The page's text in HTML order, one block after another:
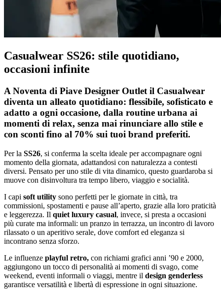
Casualwear SS26: stile quotidiano,
occasioni infinite
A Noventa di Piave Designer Outlet il Casualwear
diventa un alleato quotidiano: flessibile, sofisticato e
adatto a ogni occasione, dalla routine urbana ai
momenti di relax, senza mai rinunciare allo stile e
con sconti fino al 70% sui tuoi brand preferiti.
Per la SS26, si conferma la scelta ideale per accompagnare ogni
momento della giornata, adattandosi con naturalezza a contesti
diversi. Pensato per uno stile di vita dinamico, questo guardaroba si
muove con disinvoltura tra tempo libero, viaggio e socialità.
I capi soft utility sono perfetti per le giornate in città, tra
commissioni, spostamenti e pause all’aperto, grazie alla loro praticità
e leggerezza. Il quiet luxury casual, invece, si presta a occasioni
più curate ma informali: un pranzo in terrazza, un incontro di lavoro
rilassato o un aperitivo serale, dove comfort ed eleganza si
incontrano senza sforzo.
Le influenze playful retro, con richiami grafici anni ’90 e 2000,
aggiungono un tocco di personalità ai momenti di svago, come
weekend, eventi informali o viaggi, mentre il design genderless
garantisce versatilità e libertà di espressione in ogni situazione.